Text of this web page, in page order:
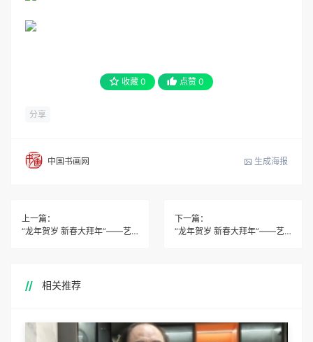
收藏 0 点赞 0
分享
中国书画网 生成海报
上一篇：
“龙年贺岁 新春大拜年”――艺术家张岩客
下一篇：
“龙年贺岁 新春大拜年”――艺术家王兴民
相关推荐